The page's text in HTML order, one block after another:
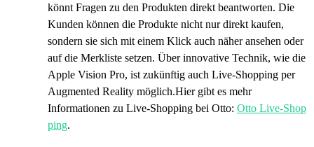
könnt Fragen zu den Produkten direkt beantworten. Die
Kunden können die Produkte nicht nur direkt kaufen,
sondern sie sich mit einem Klick auch näher ansehen oder
auf die Merkliste setzen. Über innovative Technik, wie die
Apple Vision Pro, ist zukünftig auch Live-Shopping per
Augmented Reality möglich.Hier gibt es mehr
Informationen zu Live-Shopping bei Otto: Otto Live-Shop
ping.